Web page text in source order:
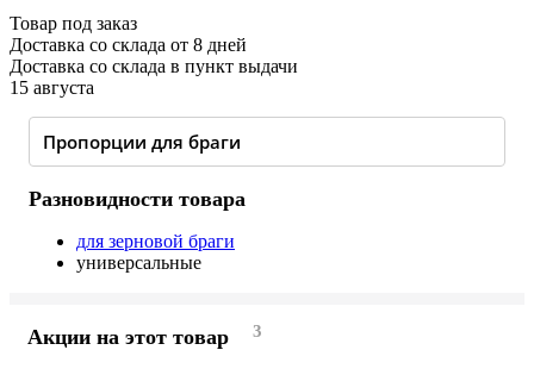
Товар под заказ
Доставка со склада от 8 дней
Доставка со склада в пункт выдачи
15 августа
Пропорции для браги
Разновидности товара
для зерновой браги
универсальные
Акции на этот товар 3